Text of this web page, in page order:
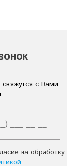
с Вами
на обработку